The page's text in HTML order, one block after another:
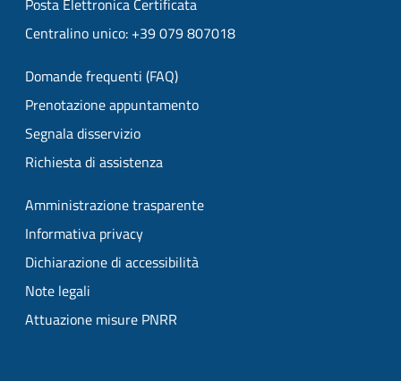
Posta Elettronica Certificata
Centralino unico: +39 079 807018
Domande frequenti (FAQ)
Prenotazione appuntamento
Segnala disservizio
Richiesta di assistenza
Amministrazione trasparente
Informativa privacy
Dichiarazione di accessibilità
Note legali
Attuazione misure PNRR